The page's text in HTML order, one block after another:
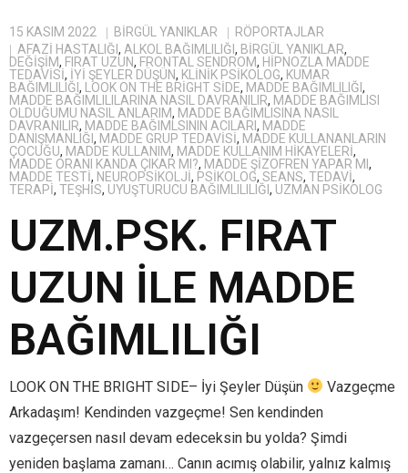
15 KASIM 2022 BIRGÜL YANIKLAR
RÖPORTAJLAR
AFAZI HASTALIĞI , ALKOL BAĞIMLILIĞI , BIRGÜL YANIKLAR,
DEĞIŞIM, FIRAT UZUN, FRONTAL SENDROM, HIPNOZLA MADDE
TEDAVISI, IYI ŞEYLER DÜŞÜN, KLINIK PSIKOLOG, KUMAR
BAĞIMLILIĞI , LOOK ON THE BRIGHT SIDE, MADDE BAĞIMLILIĞI ,
MADDE BAĞIMLILILARINA NASIL DAVRANILIR, MADDE BAĞIMLISI
OLDUĞUMU NASIL ANLARIM, MADDE BAĞIMLISINA NASIL
DAVRANILIR, MADDE BAĞIMLSININ ACILARI , MADDE
DANIŞMANLIĞI , MADDE GRUP TEDAVISI, MADDE KULLANANLARIN
ÇOCUĞU, MADDE KULLANIM, MADDE KULLANIM HIKAYELERI,
MADDE ORANI KANDA ÇIKAR MI?, MADDE ŞIZOFREN YAPAR MI ,
MADDE TESTI, NEUROPSIKOLJI, PSIKOLOG, SEANS, TEDAVI,
TERAPI, TEŞHIS, UYUŞTURUCU BAĞIMLILILIĞI , UZMAN PSIKOLOG
UZM.PSK. FIRAT
UZUN İLE MADDE
BAĞIMLILIĞI
LOOK ON THE BRIGHT SIDE– İyi Şeyler Düşün
Vazgeçme
Arkadaşım! Kendinden vazgeçme! Sen kendinden
vazgeçersen nasıl devam edeceksin bu yolda? Şimdi
yeniden başlama zamanı… Canın acımış olabilir, yalnız kalmış